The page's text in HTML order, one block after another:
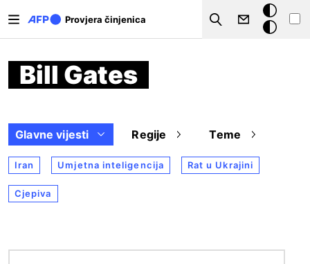
Provjera činjenica
Search
Tamna
pozadina
Bill Gates
Glavne vijesti Regije Teme
Iran Umjetna inteligencija Rat u Ukrajini
Cjepiva